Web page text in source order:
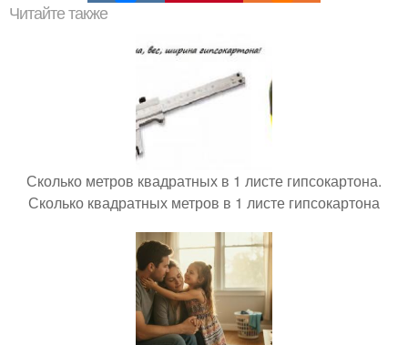
Читайте также
Сколько метров квадратных в 1 листе гипсокартона.
Сколько квадратных метров в 1 листе гипсокартона